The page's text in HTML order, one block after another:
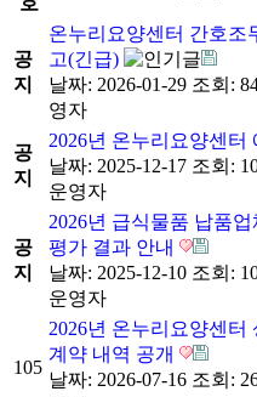
공
지
온누리요양센터 간호조
고(긴급)
날짜: 2026-01-29 조회:
영자
공
지
2026년 온누리요양센터
날짜: 2025-12-17 조회:
운영자
공
지
2026년 급식물품 납품
평가 결과 안내
날짜: 2025-12-10 조회:
운영자
105
2026년 온누리요양센터
계약 내역 공개
날짜: 2026-07-16 조회: